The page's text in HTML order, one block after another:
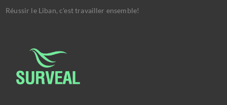
Réussir le Liban, c'est travailler ensemble!